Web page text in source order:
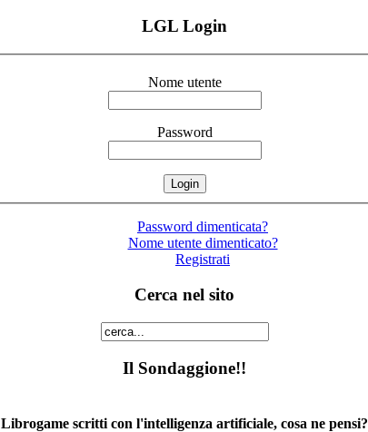
LGL Login
Nome utente
Password
Password dimenticata?
Nome utente dimenticato?
Registrati
Cerca nel sito
Il Sondaggione!!
Librogame scritti con l'intelligenza artificiale, cosa ne pensi?